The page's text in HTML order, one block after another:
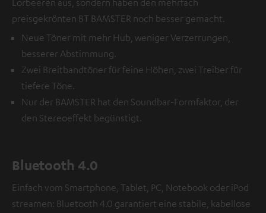
Lorbeeren aus, sondern haben den mehrfach
preisgekrönten BT BAMSTER noch besser gemacht.
Neue Töner mit mehr Hub, weniger Verzerrungen,
besserer Abstimmung.
Zwei Breitbandtöner für feine Höhen, zwei Treiber für
tiefere Töne.
Nur der BAMSTER hat den Soundbar-Formfaktor, der
den Stereoeffekt begünstigt.
Bluetooth 4.0
Einfach vom Smartphone, Tablet, PC, Notebook oder iPod
streamen: Bluetooth 4.0 garantiert eine stabile, kabellose